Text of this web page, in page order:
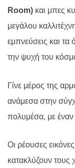
Room) και μπες
μεγάλου
εμπνεύσεις και τα
την ψυχή του
Γίνε μέρος της
ανάμεσα στην
πολυμέσα, με έναν
Οι ρέουσες
κατακλύζουν